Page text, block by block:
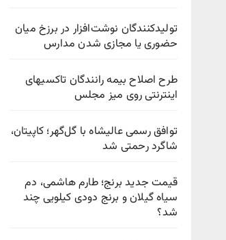
تولیدکنندگان نوشت‌افزار در برزخ میان
حضوری یا مجازی شدن مدارس
طرح اصلاح بیمه رانندگان تاکسیهای
اینترنتی روی میز مجلس
توافق رسمی عالیشاه با گل‌گهر؛ کاپیتان،
شاگرد رحمتی شد
قیمت جدید برنج؛ طارم هاشمی، دم
سیاه گیلان و برنج دودی کیلویی چند
شد؟